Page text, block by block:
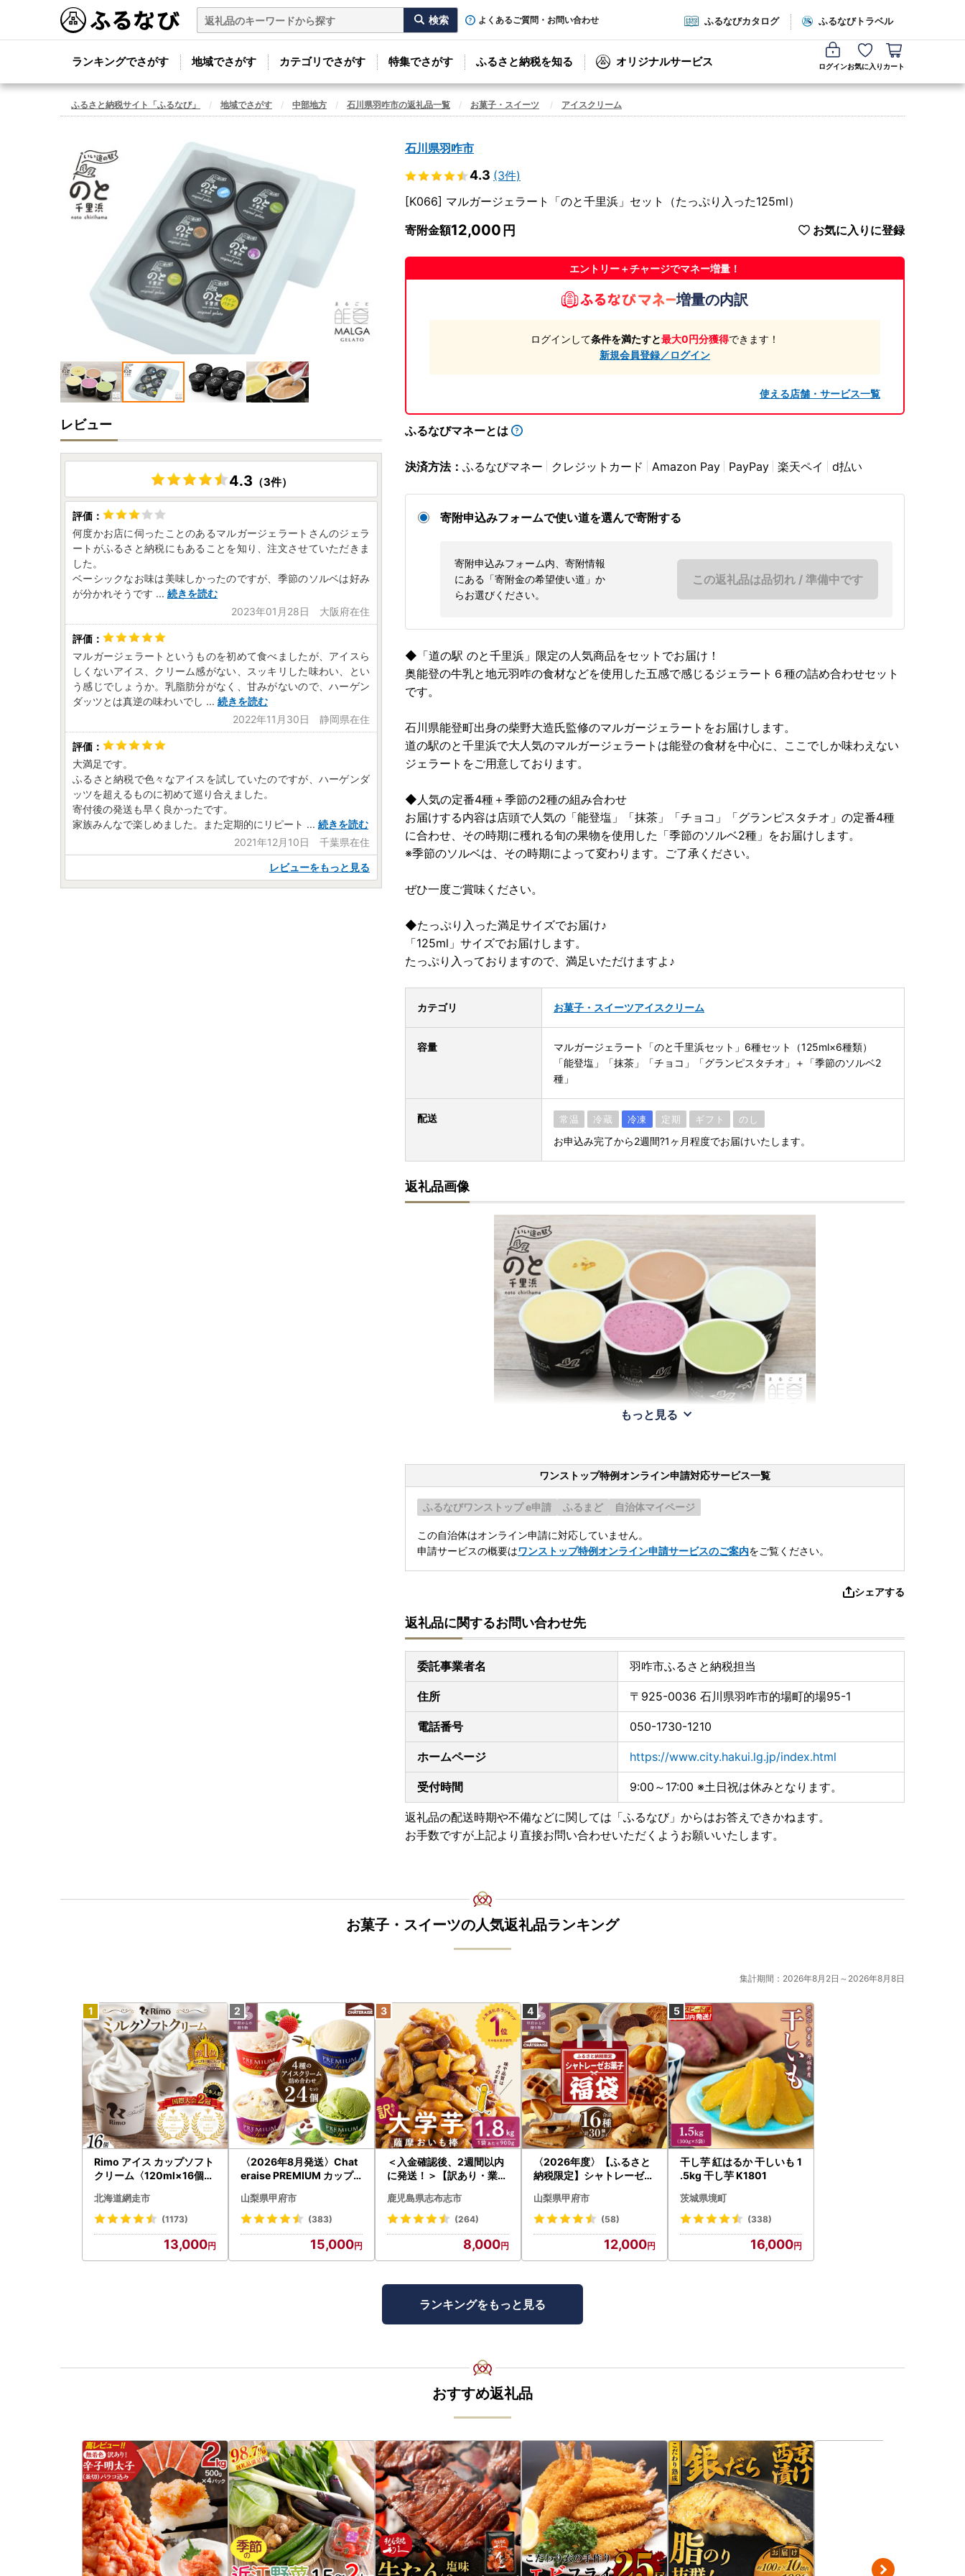
よくあるご質問・お問い合わせ ふるなびカタログ ふるなびトラベル
ランキングでさがす 地域でさがす カテゴリでさがす 特集でさがす ふるさと納税を知る オリジナルサービス ログインお気に入り カート
ふるさと納税サイト「ふるなび」 地域でさがす 中部地方 石川県羽咋市の返礼品一覧 お菓子・スイーツ アイスクリーム
石川県羽咋市
4.3 (3件)
[K066] マルガージェラート「のと千里浜」セット（たっぷり入った125ml）
寄附金額12,000 お気に入りに登録
エントリー＋チャージでマネー増量！
増量の内訳
ログインして条件を満たすと最大0円分獲得できます！
新規会員登録／ログイン
使える店舗・サービス一覧
ふるなびマネーとは
決済方法： ふるなびマネー クレジットカード Amazon Pay PayPay 楽天ペイ d払い
寄附申込みフォームで使い道を選んで寄附する
寄附申込みフォーム内、寄附情報
にある「寄附金の希望使い道」か
らお選びください。
この返礼品は品切れ / 準備中です
◆「道の駅 のと千里浜」限定の人気商品をセットでお届け！
奥能登の牛乳と地元羽咋の食材などを使用した五感で感じるジェラート６種の詰め合わせセット
です。
石川県能登町出身の柴野大造氏監修のマルガージェラートをお届けします。
道の駅のと千里浜で大人気のマルガージェラートは能登の食材を中心に、ここでしか味わえない
ジェラートをご用意しております。
◆人気の定番4種＋季節の2種の組み合わせ
お届けする内容は店頭で人気の「能登塩」「抹茶」「チョコ」「グランピスタチオ」の定番4種
に合わせ、その時期に穫れる旬の果物を使用した「季節のソルベ2種」をお届けします。
※季節のソルベは、その時期によって変わります。ご了承ください。
ぜひ一度ご賞味ください。
◆たっぷり入った満足サイズでお届け♪
「125ml」サイズでお届けします。
たっぷり入っておりますので、満足いただけますよ♪
カテゴリ お菓子・スイーツアイスクリーム
容量
マルガージェラート「のと千里浜セット」6種セット（125ml×6種類）
「能登塩」「抹茶」「チョコ」「グランピスタチオ」＋「季節のソルベ2
種」
配送 常温 冷蔵 冷凍 定期 ギフト のし
お申込み完了から2週間?1ヶ月程度でお届けいたします。
返礼品画像
もっと見る
ワンストップ特例オンライン申請対応サービス一覧
ふるなびワンストップ e申請 ふるまど 自治体マイページ
この自治体はオンライン申請に対応していません。
申請サービスの概要はワンストップ特例オンライン申請サービスのご案内をご覧ください。
シェアする
返礼品に関するお問い合わせ先
委託事業者名 羽咋市ふるさと納税担当
住所 〒925-0036 石川県羽咋市的場町的場95-1
電話番号 050-1730-1210
ホームページ https://www.city.hakui.lg.jp/index.html
受付時間 9:00～17:00 ※土日祝は休みとなります。
返礼品の配送時期や不備などに関しては「ふるなび」からはお答えできかねます。
お手数ですが上記より直接お問い合わせいただくようお願いいたします。
レビュー
4.3 （3件）
何度かお店に伺ったことのあるマルガージェラートさんのジェラ
ートがふるさと納税にもあることを知り、注文させていただきま
した。
ベーシックなお味は美味しかったのですが、季節のソルベは好み
が分かれそうです ... 続きを読む
2023年01月28日 大阪府在住
マルガージェラートというものを初めて食べましたが、アイスら
しくないアイス、クリーム感がない、スッキリした味わい、とい
う感じでしょうか。乳脂肪分がなく、甘みがないので、ハーゲン
ダッツとは真逆の味わいでし ... 続きを読む
2022年11月30日 静岡県在住
大満足です。
ふるさと納税で色々なアイスを試していたのですが、ハーゲンダ
ッツを超えるものに初めて巡り合えました。
寄付後の発送も早く良かったです。
家族みんなで楽しめました。また定期的にリピート ... 続きを読む
2021年12月10日 千葉県在住
レビューをもっと見る
お菓子・スイーツの人気返礼品ランキング
集計期間：2026年8月2日～2026年8月8日
Rimo アイス カップソフト
クリーム〈120ml×16個〉
北海道網走市
(1173)
13,000
〈2026年8月発送〉Chat
eraise PREMIUM カップ
イス
山梨県甲府市
(383)
15,000
＜入金確認後、2週間以内
に発送！＞【訳あり・業務
計1.8kg(900g×2袋) p8-1
42-2w
鹿児島県志布志市
(264)
8,000
〈2026年度〉【ふるさと
納税限定】シャトレーゼ人
福箱 シャトレーゼ
山梨県甲府市
(58)
12,000
干し芋 紅はるか 干しいも 1
.5kg 干し芋 K1801
茨城県境町
(338)
16,000
ランキングをもっと見る
おすすめ返礼品